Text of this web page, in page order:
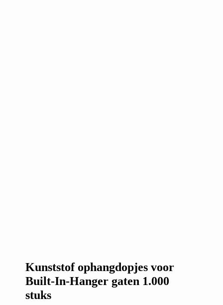
Kunststof ophangdopjes voor
Built-In-Hanger gaten 1.000
stuks